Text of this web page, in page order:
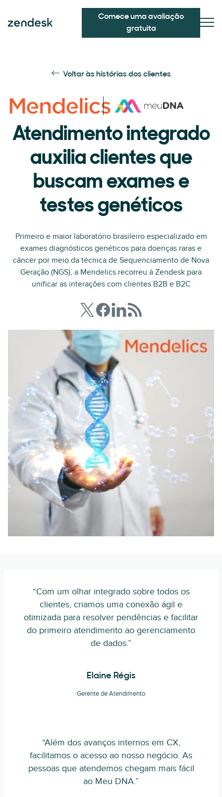
Comece uma avaliação
gratuita
Voltar às histórias dos clientes
Atendimento integrado
auxilia clientes que
buscam exames e
testes genéticos
Primeiro e maior laboratório brasileiro especializado em
exames diagnósticos genéticos para doenças raras e
câncer por meio da técnica de Sequenciamento de Nova
Geração (NGS), a Mendelics recorreu à Zendesk para
unificar as interações com clientes B2B e B2C
“Com um olhar integrado sobre todos os
clientes, criamos uma conexão ágil e
otimizada para resolver pendências e facilitar
do primeiro atendimento ao gerenciamento
de dados.”
Elaine Régis
Gerente de Atendimento
“Além dos avanços internos em CX,
facilitamos o acesso ao nosso negócio. As
pessoas que atendemos chegam mais fácil
ao Meu DNA.”